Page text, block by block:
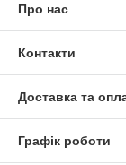
Про нас
Контакти
Доставка та
Графік роботи